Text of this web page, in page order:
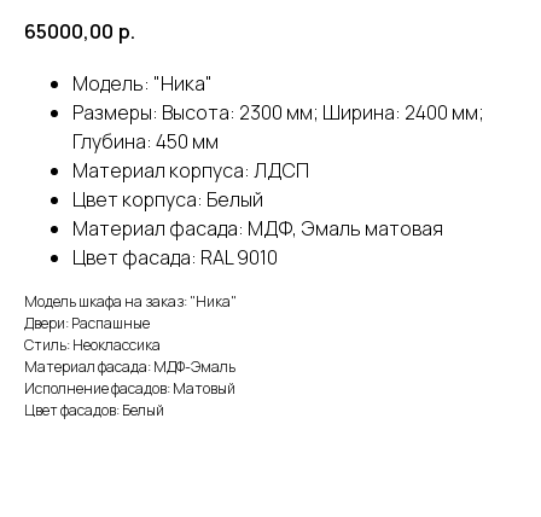
65000,00 р.
Модель: "Ника"
Размеры: Высота: 2300 мм; Ширина: 2400 мм;
Глубина: 450 мм
Материал корпуса: ЛДСП
Цвет корпуса: Белый
Материал фасада: МДФ, Эмаль матовая
Цвет фасада: RAL 9010
Модель шкафа на заказ: "Ника"
Двери: Распашные
Стиль: Неоклассика
Материал фасада: МДФ-Эмаль
Исполнение фасадов: Матовый
Цвет фасадов: Белый